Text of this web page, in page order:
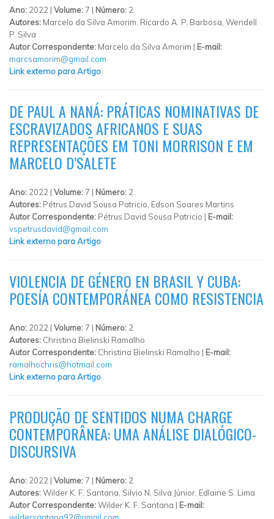
Ano: 2022 | Volume: 7 | Número: 2
Autores: Marcelo da Silva Amorim, Ricardo A. P. Barbosa, Wendell
P. Silva
Autor Correspondente: Marcelo da Silva Amorim | E-mail:
marcsamorim@gmail.com
Link externo para Artigo
DE PAUL A NANÁ: PRÁTICAS NOMINATIVAS DE
ESCRAVIZADOS AFRICANOS E SUAS
REPRESENTAÇÕES EM TONI MORRISON E EM
MARCELO D’SALETE
Ano: 2022 | Volume: 7 | Número: 2
Autores: Pétrus David Sousa Patricio, Edson Soares Martins
Autor Correspondente: Pétrus David Sousa Patricio | E-mail:
vspetrusdavid@gmail.com
Link externo para Artigo
VIOLENCIA DE GÉNERO EN BRASIL Y CUBA:
POESÍA CONTEMPORÁNEA COMO RESISTENCIA
Ano: 2022 | Volume: 7 | Número: 2
Autores: Christina Bielinski Ramalho
Autor Correspondente: Christina Bielinski Ramalho | E-mail:
ramalhochris@hotmail.com
Link externo para Artigo
PRODUÇÃO DE SENTIDOS NUMA CHARGE
CONTEMPORÂNEA: UMA ANÁLISE DIALÓGICO-
DISCURSIVA
Ano: 2022 | Volume: 7 | Número: 2
Autores:Wilder K. F. Santana, Silvio N. Silva Júnior, Edlaine S. Lima
Autor Correspondente:Wilder K. F. Santana | E-mail:
wildersantana92@gmail.com